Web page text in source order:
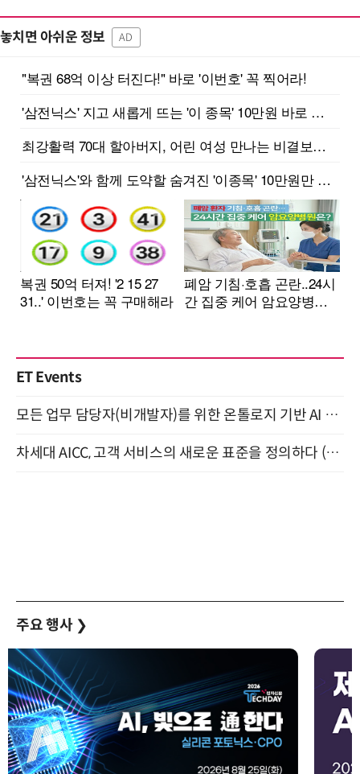
놓치면 아쉬운 정보 AD
ET Events
모든 업무 담당자(비개발자)를 위한 온톨로지 기반 AI 지식체계 설계 1-day 워크숍 8월 20일 개최
차세대 AICC, 고객 서비스의 새로운 표준을 정의하다 (9/9)
주요 행사 ❯